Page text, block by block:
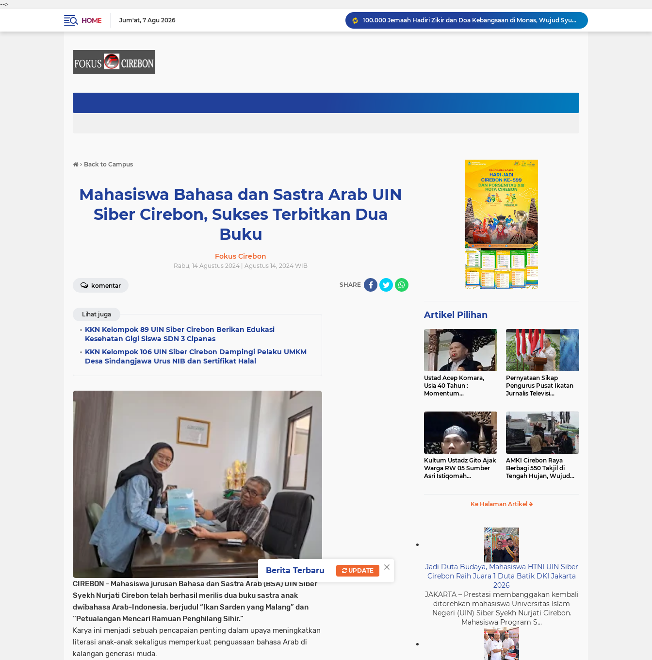
-->
HOME
Jum'at 7 Agu 2026
100.000 Jemaah Hadiri Zikir dan Doa Kebangsaan di Monas, Wujud Syukur atas Kemerdekaan
Wali Kota Lantik Dewan Pengawas dan Direksi BUMD, Tegaskan Komitmen pada Kinerja dan Integritas
Mahasiswa KKN Kelompok 2 UIN Siber Cirebon Dampingi Anak-Anak Ikuti Program Rumah Mengaji
› Back to Campus
Mahasiswa Bahasa dan Sastra Arab UIN
Siber Cirebon, Sukses Terbitkan Dua
Buku
Fokus Cirebon
Rabu, 14 Agustus 2024 | Agustus 14, 2024 WIB
komentar SHARE
Lihat juga
KKN Kelompok 89 UIN Siber Cirebon Berikan Edukasi
Kesehatan Gigi Siswa SDN 3 Cipanas
KKN Kelompok 106 UIN Siber Cirebon Dampingi Pelaku UMKM
Desa Sindangjawa Urus NIB dan Sertifikat Halal
CIREBON - Mahasiswa jurusan Bahasa dan Sastra Arab (BSA) UIN Siber
Syekh Nurjati Cirebon telah berhasil merilis dua buku sastra anak
dwibahasa Arab-Indonesia, berjudul “Ikan Sarden yang Malang” dan
“Petualangan Mencari Ramuan Penghilang Sihir.”
Karya ini menjadi sebuah pencapaian penting dalam upaya meningkatkan
literasi anak-anak sekaligus memperkuat penguasaan bahasa Arab di
kalangan generasi muda.
Artikel Pilihan
Ustad Acep Komara,
Usia 40 Tahun :
Momentum
Pernyataan Sikap
Pengurus Pusat Ikatan
Jurnalis Televisi
Kultum Ustadz Gito Ajak
Warga RW 05 Sumber
Asri Istiqomah
AMKI Cirebon Raya
Berbagi 550 Takjil di
Tengah Hujan, Wujud
Ke Halaman Artikel
Jadi Duta Budaya, Mahasiswa HTNI UIN Siber
Cirebon Raih Juara 1 Duta Batik DKI Jakarta
2026
JAKARTA – Prestasi membanggakan kembali
ditorehkan mahasiswa Universitas Islam
Negeri (UIN) Siber Syekh Nurjati Cirebon.
Mahasiswa Program S...
×
Berita Terbaru UPDATE